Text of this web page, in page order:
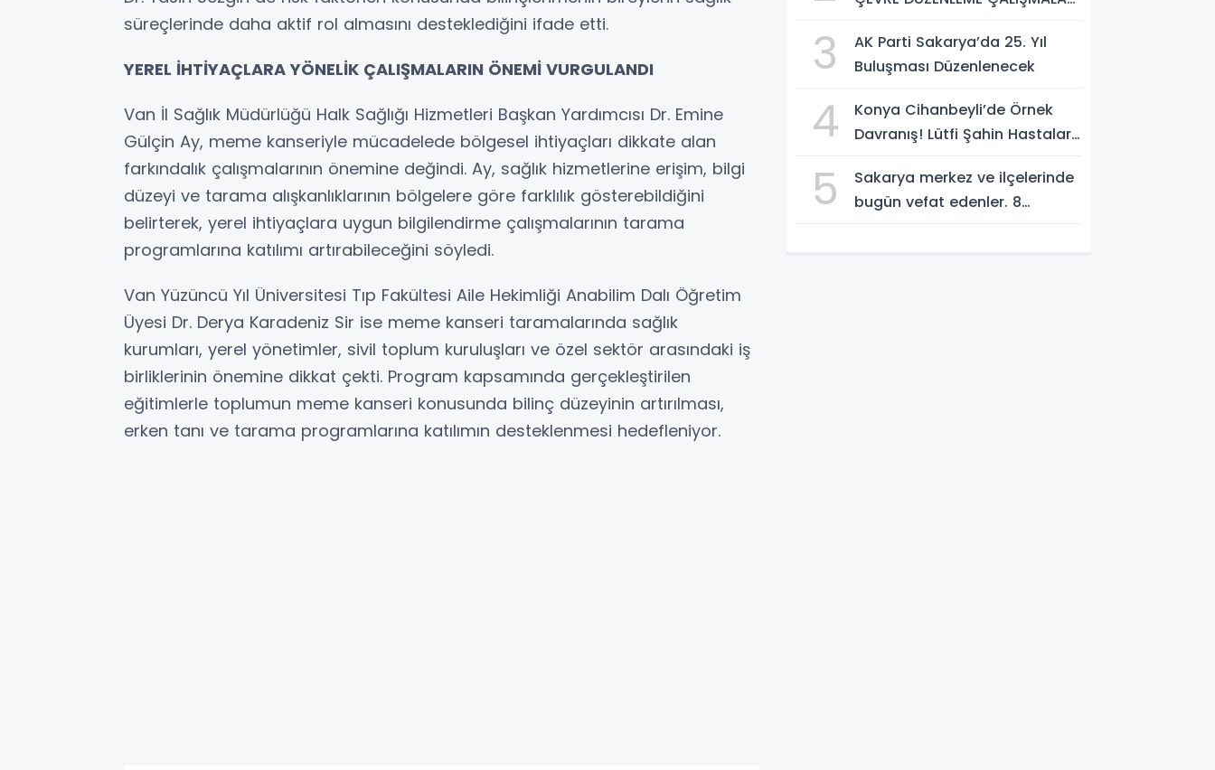
süreçlerinde daha aktif rol almasını desteklediğini ifade etti.
YEREL İHTİYAÇLARA YÖNELİK ÇALIŞMALARIN ÖNEMİ VURGULANDI
Van İl Sağlık Müdürlüğü Halk Sağlığı Hizmetleri Başkan Yardımcısı Dr. Emine
Gülçin Ay, meme kanseriyle mücadelede bölgesel ihtiyaçları dikkate alan
farkındalık çalışmalarının önemine değindi. Ay, sağlık hizmetlerine erişim, bilgi
düzeyi ve tarama alışkanlıklarının bölgelere göre farklılık gösterebildiğini
belirterek, yerel ihtiyaçlara uygun bilgilendirme çalışmalarının tarama
programlarına katılımı artırabileceğini söyledi.
Van Yüzüncü Yıl Üniversitesi Tıp Fakültesi Aile Hekimliği Anabilim Dalı Öğretim
Üyesi Dr. Derya Karadeniz Sir ise meme kanseri taramalarında sağlık
kurumları, yerel yönetimler, sivil toplum kuruluşları ve özel sektör arasındaki iş
birliklerinin önemine dikkat çekti. Program kapsamında gerçekleştirilen
eğitimlerle toplumun meme kanseri konusunda bilinç düzeyinin artırılması,
erken tanı ve tarama programlarına katılımın desteklenmesi hedefleniyor.
3
AK Parti Sakarya’da 25. Yıl
Buluşması Düzenlenecek
4
Konya Cihanbeyli’de Örnek
Davranış! Lütfi Şahin Hastalara
5
Sakarya merkez ve ilçelerinde
bugün vefat edenler. 8